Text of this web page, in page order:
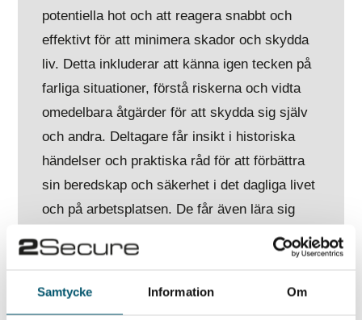
Samtycke Information Om
potentiella hot och att reagera snabbt och
effektivt för att minimera skador och skydda
liv. Detta inkluderar att känna igen tecken på
farliga situationer, förstå riskerna och vidta
omedelbara åtgärder för att skydda sig själv
och andra. Deltagare får insikt i historiska
händelser och praktiska råd för att förbättra
sin beredskap och säkerhet i det dagliga livet
och på arbetsplatsen. De får även lära sig
strategier för att hantera krissituationer och
utveckla en beredskapsplan som kan